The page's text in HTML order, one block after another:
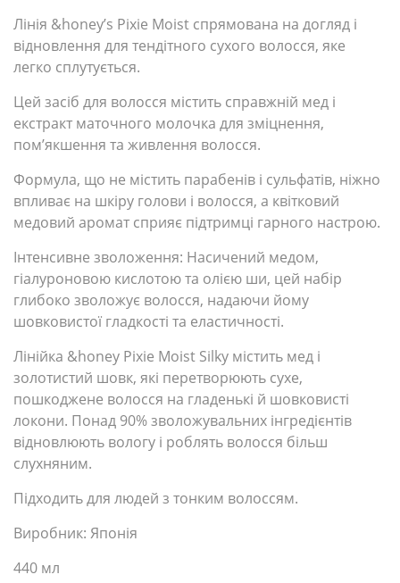
Лінія &honey’s Pixie Moist спрямована на догляд і
відновлення для тендітного сухого волосся, яке
легко сплутується.
Цей засіб для волосся містить справжній мед і
екстракт маточного молочка для зміцнення,
пом’якшення та живлення волосся.
Формула, що не містить парабенів і сульфатів, ніжно
впливає на шкіру голови і волосся, а квітковий
медовий аромат сприяє підтримці гарного настрою.
Інтенсивне зволоження: Насичений медом,
гіалуроновою кислотою та олією ши, цей набір
глибоко зволожує волосся, надаючи йому
шовковистої гладкості та еластичності.
Лінійка &honey Pixie Moist Silky містить мед і
золотистий шовк, які перетворюють сухе,
пошкоджене волосся на гладенькі й шовковисті
локони. Понад 90% зволожувальних інгредієнтів
відновлюють вологу і роблять волосся більш
слухняним.
Підходить для людей з тонким волоссям.
Виробник: Японія
440 мл